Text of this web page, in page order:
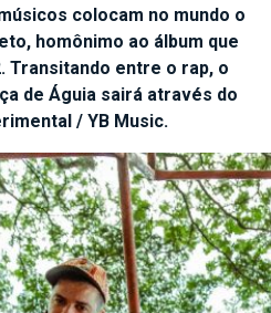
colocam no mundo o
homônimo ao álbum que
Transitando entre o rap, o
de Águia sairá através do
/ YB Music.